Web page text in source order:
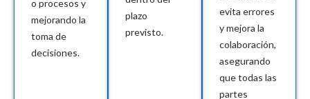
o procesos y
mejorando la
toma de
decisiones.
plazo
previsto.
evita errores
y mejora la
colaboración,
asegurando
que todas las
partes